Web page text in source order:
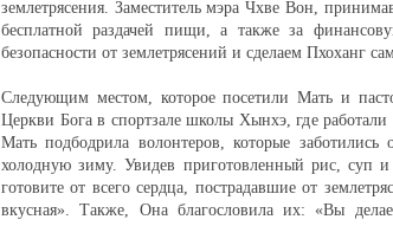
землетрясения. Заместитель мэра Чхве Вон,
бесплатной раздачей пищи, а также за
безопасности от землетрясений и сделаем Пхоханг
Следующим местом, которое посетили Мать и
Церкви Бога в спортзале школы Хынхэ, где
Мать подбодрила волонтеров, которые
холодную зиму. Увидев приготовленный рис, суп
готовите от всего сердца, пострадавшие от
вкусная». Также, Она благословила их: «Вы